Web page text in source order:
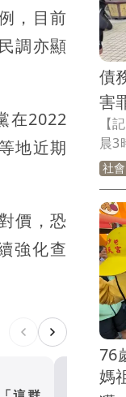
，目前
調亦顯
在2022
地近期
價，恐
強化查
債
害
【
晨3
車
衝
人
雖
犯
嫌
社會
76
媽